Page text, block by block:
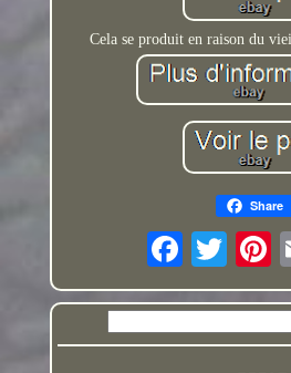
Cela se produit en raison du
Share